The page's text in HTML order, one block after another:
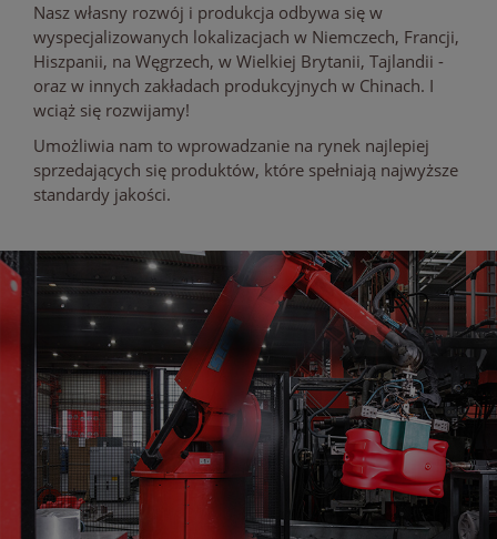
Nasz własny rozwój i produkcja odbywa się w
wyspecjalizowanych lokalizacjach w Niemczech, Francji,
Hiszpanii, na Węgrzech, w Wielkiej Brytanii, Tajlandii -
oraz w innych zakładach produkcyjnych w Chinach. I
wciąż się rozwijamy!
Umożliwia nam to wprowadzanie na rynek najlepiej
sprzedających się produktów, które spełniają najwyższe
standardy jakości.